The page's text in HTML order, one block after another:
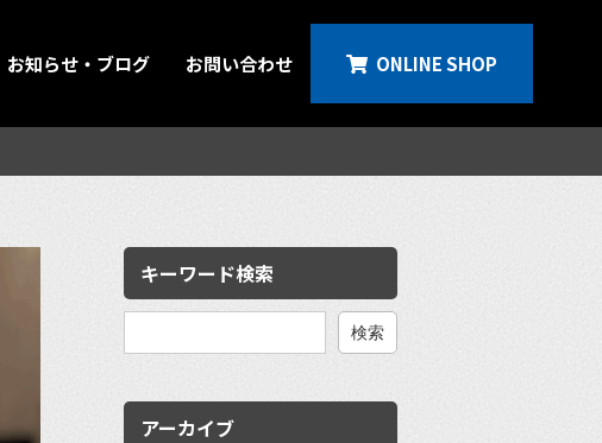
お知らせ・ブログ お問い合わせ ONLINE SHOP
キーワード検索
検
アーカイブ